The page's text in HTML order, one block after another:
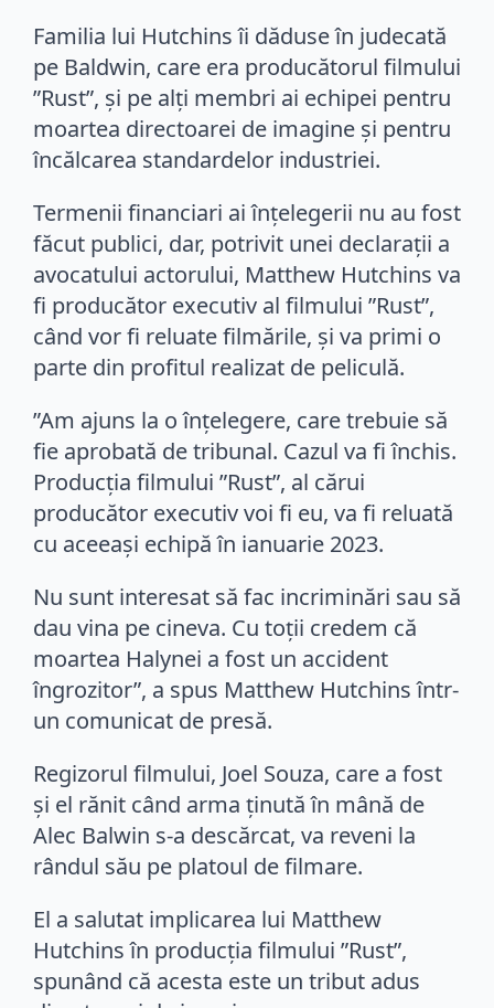
Familia lui Hutchins îi dăduse în judecată
pe Baldwin, care era producătorul filmului
”Rust”, și pe alți membri ai echipei pentru
moartea directoarei de imagine și pentru
încălcarea standardelor industriei.
Termenii financiari ai înțelegerii nu au fost
făcut publici, dar, potrivit unei declarații a
avocatului actorului, Matthew Hutchins va
fi producător executiv al filmului ”Rust”,
când vor fi reluate filmările, și va primi o
parte din profitul realizat de peliculă.
”Am ajuns la o înțelegere, care trebuie să
fie aprobată de tribunal. Cazul va fi închis.
Producția filmului ”Rust”, al cărui
producător executiv voi fi eu, va fi reluată
cu aceeași echipă în ianuarie 2023.
Nu sunt interesat să fac incriminări sau să
dau vina pe cineva. Cu toții credem că
moartea Halynei a fost un accident
îngrozitor”, a spus Matthew Hutchins într-
un comunicat de presă.
Regizorul filmului, Joel Souza, care a fost
și el rănit când arma ținută în mână de
Alec Balwin s-a descărcat, va reveni la
rândul său pe platoul de filmare.
El a salutat implicarea lui Matthew
Hutchins în producția filmului ”Rust”,
spunând că acesta este un tribut adus